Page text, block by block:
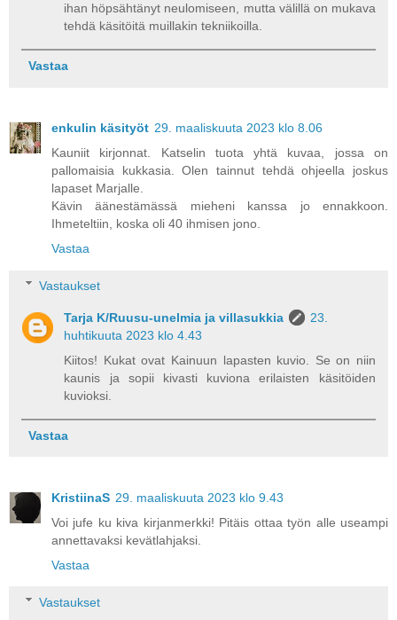
ihan höpsähtänyt neulomiseen, mutta välillä on mukava
tehdä käsitöitä muillakin tekniikoilla.
Vastaa
enkulin käsityöt 29. maaliskuuta 2023 klo 8.06
Kauniit kirjonnat. Katselin tuota yhtä kuvaa, jossa on
pallomaisia kukkasia. Olen tainnut tehdä ohjeella joskus
lapaset Marjalle.
Kävin äänestämässä mieheni kanssa jo ennakkoon.
Ihmeteltiin, koska oli 40 ihmisen jono.
Vastaa
Vastaukset
Tarja K/Ruusu-unelmia ja villasukkia
23.
huhtikuuta 2023 klo 4.43
Kiitos! Kukat ovat Kainuun lapasten kuvio. Se on niin
kaunis ja sopii kivasti kuviona erilaisten käsitöiden
kuvioksi.
Vastaa
KristiinaS 29. maaliskuuta 2023 klo 9.43
Voi jufe ku kiva kirjanmerkki! Pitäis ottaa työn alle useampi
annettavaksi kevätlahjaksi.
Vastaa
Vastaukset